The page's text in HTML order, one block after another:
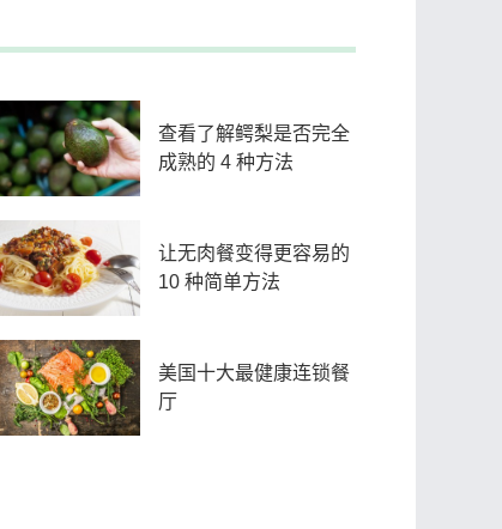
查看了解鳄梨是否完全
成熟的 4 种方法
让无肉餐变得更容易的
10 种简单方法
美国十大最健康连锁餐
厅